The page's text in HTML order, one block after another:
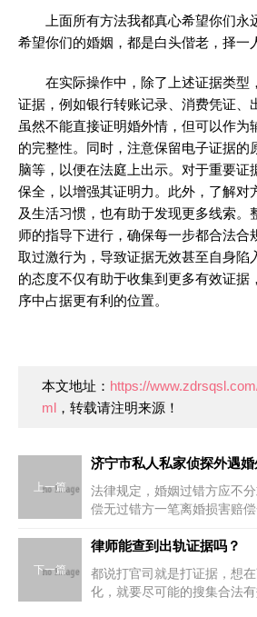
上面所有方法我都真心希望你们永
希望你们的婚姻，都是白头偕老，择一
在实际操作中，除了上述证据类型
证据，例如银行转账记录、消费凭证、
虽然不能直接证明婚外情，但可以作为
的完整性。同时，注意保留电子证据的
脑等，以便在法庭上出示。对于重要证
保全，以增强其证明力。此外，了解对
及生活习惯，也有助于发现更多线索。
师的指导下进行，确保每一步都合法合
取过激行为，导致证据无效甚至自身陷
的态度不仅有助于收集到更多有效证据
序中占据更有利的位置。
本文地址： https://
ml ，转载请注明来源！
上一篇
法律规定，婚姻过错方应不
偿无过错方一笔离婚损害赔
律师，关于出轨如何取证的问
下一篇
律师能查到出轨证据吗？
都说打官司就是打证据，想
化，就要尽可能的搜集合法